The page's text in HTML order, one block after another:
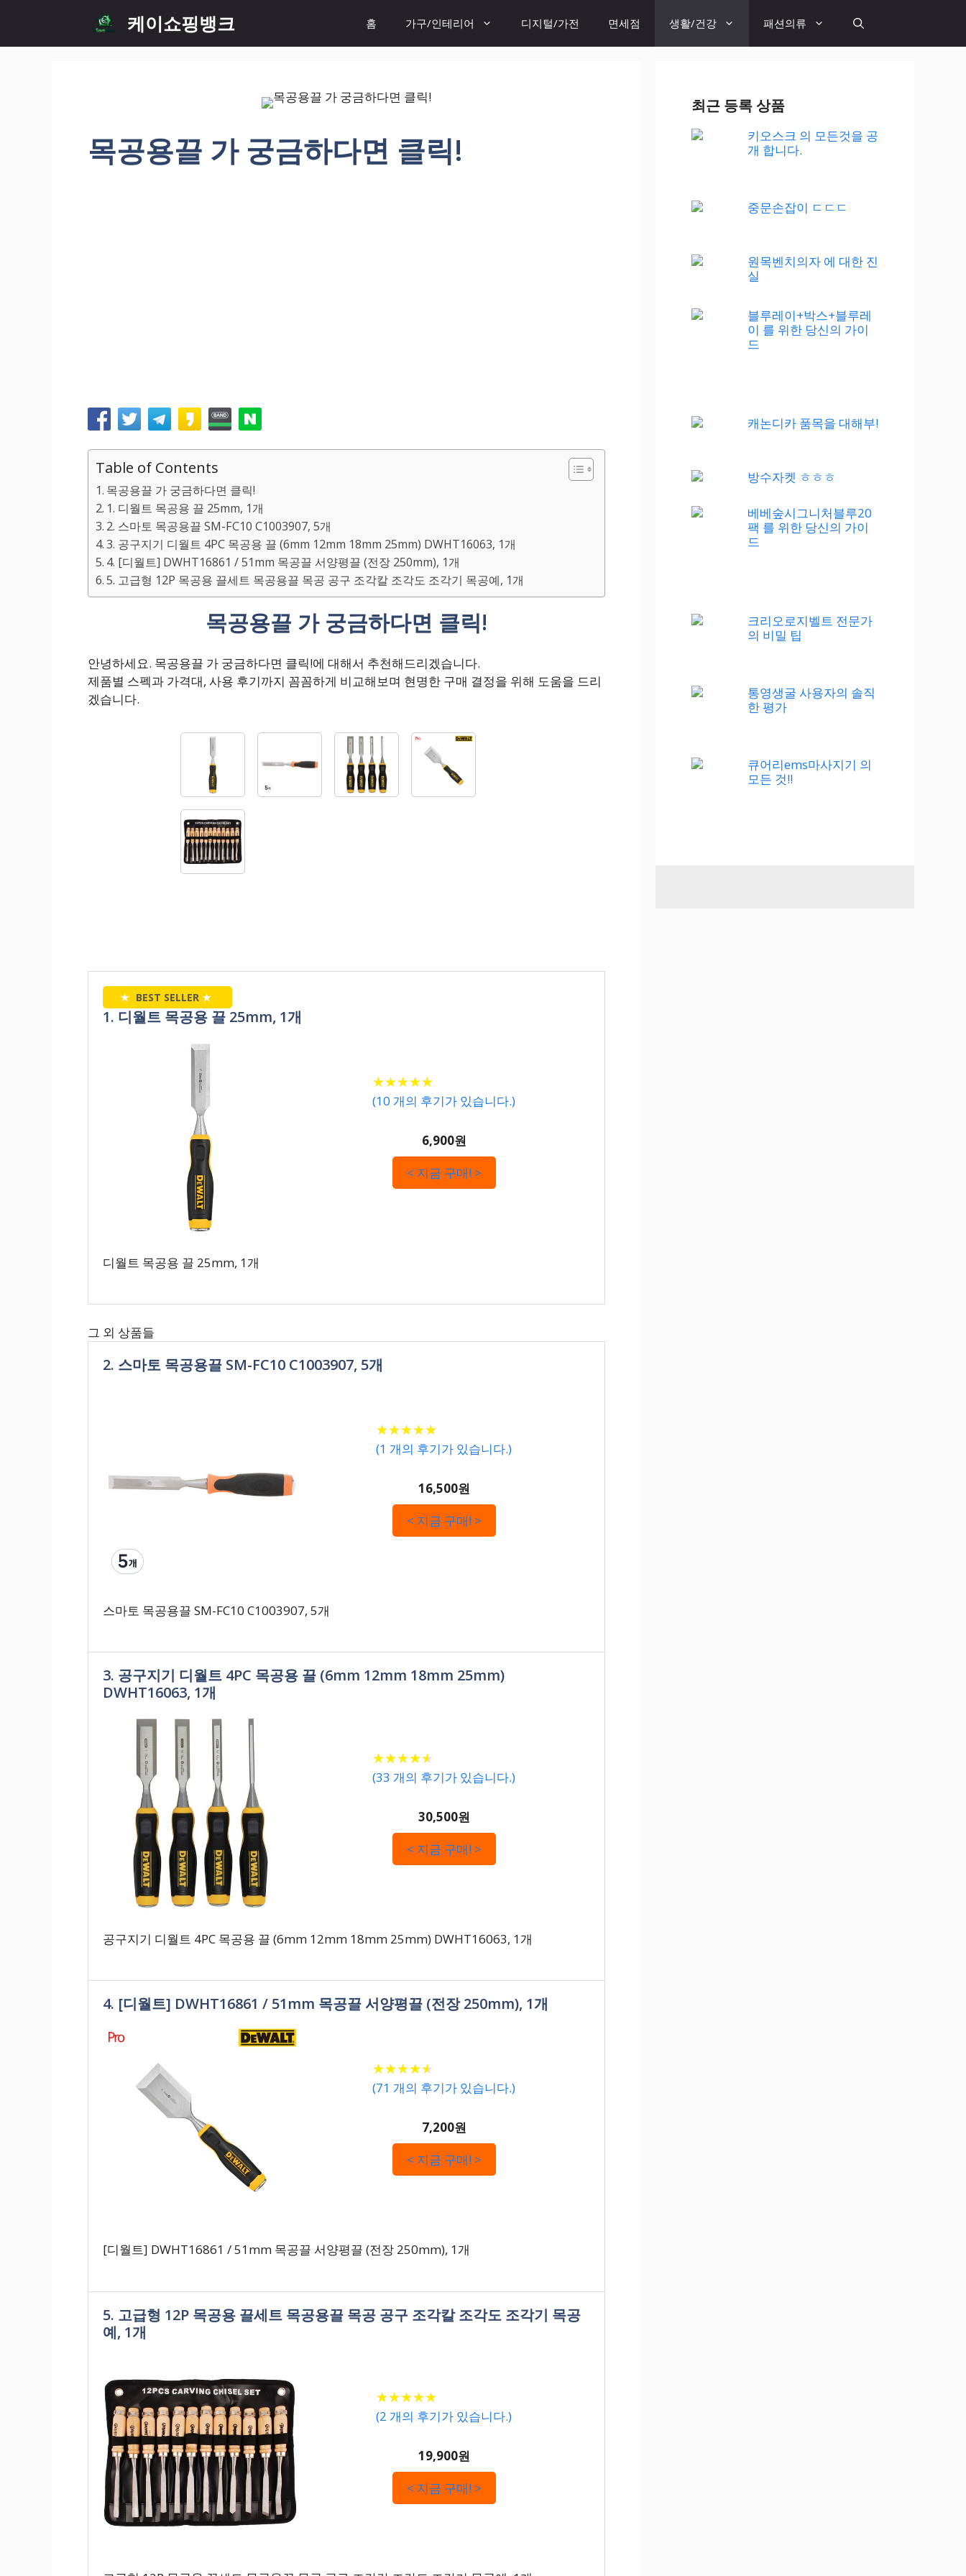
content
케이쇼핑뱅크 홈 가구/인테리어 디지털/가전 면세점 생활/건강 패션의류
목공용끌 가 궁금하다면 클릭!
Table of Contents
목공용끌 가 궁금하다면 클릭!
1. 디월트 목공용 끌 25mm, 1개
2. 스마토 목공용끌 SM-FC10 C1003907, 5개
3. 공구지기 디월트 4PC 목공용 끌 (6mm 12mm 18mm 25mm) DWHT16063, 1개
4. [디월트] DWHT16861 / 51mm 목공끌 서양평끌 (전장 250mm), 1개
5. 고급형 12P 목공용 끌세트 목공용끌 목공 공구 조각칼 조각도 조각기 목공예, 1개
목공용끌 가 궁금하다면 클릭!
안녕하세요. 목공용끌 가 궁금하다면 클릭!에 대해서 추천해드리겠습니다.
제품별 스펙과 가격대, 사용 후기까지 꼼꼼하게 비교해보며 현명한 구매 결정을 위해 도움을 드리
겠습니다.
★ BEST SELLER ★
1. 디월트 목공용 끌 25mm, 1개
★★★★★
★★★★★
(10 개의 후기가 있습니다.)
6,900원
< 지금 구매! >
디월트 목공용 끌 25mm, 1개
그 외 상품들
2. 스마토 목공용끌 SM-FC10 C1003907, 5개
★★★★★
★★★★★
(1 개의 후기가 있습니다.)
16,500원
< 지금 구매! >
스마토 목공용끌 SM-FC10 C1003907, 5개
3. 공구지기 디월트 4PC 목공용 끌 (6mm 12mm 18mm 25mm)
DWHT16063, 1개
★★★★★
★★★★★
(33 개의 후기가 있습니다.)
30,500원
< 지금 구매! >
공구지기 디월트 4PC 목공용 끌 (6mm 12mm 18mm 25mm) DWHT16063, 1개
4. [디월트] DWHT16861 / 51mm 목공끌 서양평끌 (전장 250mm), 1개
★★★★★
★★★★★
(71 개의 후기가 있습니다.)
7,200원
< 지금 구매! >
[디월트] DWHT16861 / 51mm 목공끌 서양평끌 (전장 250mm), 1개
5. 고급형 12P 목공용 끌세트 목공용끌 목공 공구 조각칼 조각도 조각기 목공
예, 1개
★★★★★
★★★★★
(2 개의 후기가 있습니다.)
19,900원
< 지금 구매! >
최근 등록 상품
키오스크 의 모든것을 공
개 합니다.
중문손잡이 ㄷㄷㄷ
원목벤치의자 에 대한 진
실
블루레이+박스+블루레
이 를 위한 당신의 가이
드
캐논디카 품목을 대해부!
방수자켓 ㅎㅎㅎ
베베숲시그니처블루20
팩 를 위한 당신의 가이
드
크리오로지벨트 전문가
의 비밀 팁
통영생굴 사용자의 솔직
한 평가
큐어리ems마사지기 의
모든 것!!